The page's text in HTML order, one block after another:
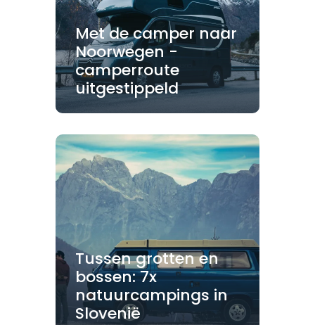
Met de camper naar
Noorwegen -
camperroute
uitgestippeld
Tussen grotten en
bossen: 7x
natuurcampings in
Slovenië